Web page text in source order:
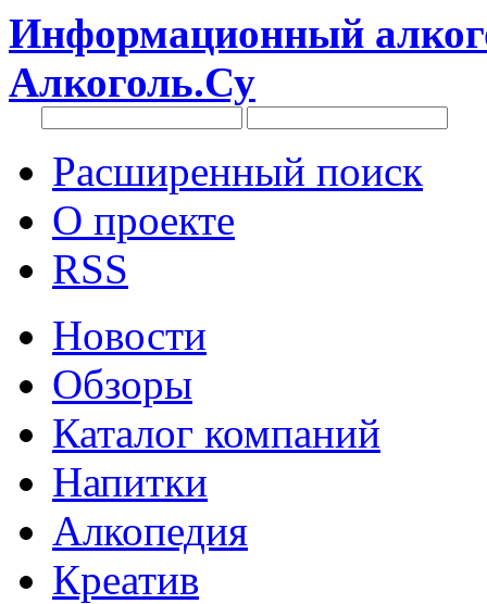
Информационный
Алкоголь.Су
Расширенный поиск
О проекте
RSS
Новости
Обзоры
Каталог компаний
Напитки
Алкопедия
Креатив